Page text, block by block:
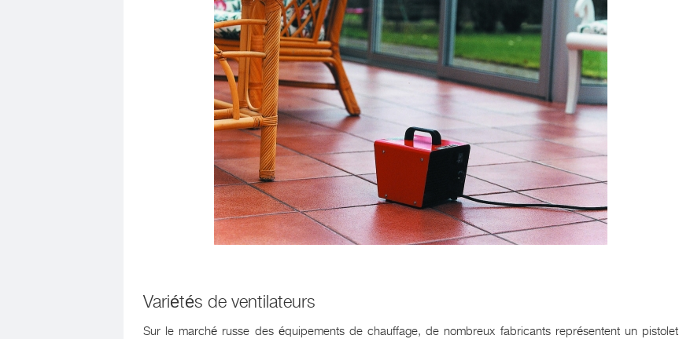
Variétés de ventilateurs
Sur le marché russe des équipements de chauffage, de nombreux fabricants représentent un pistolet